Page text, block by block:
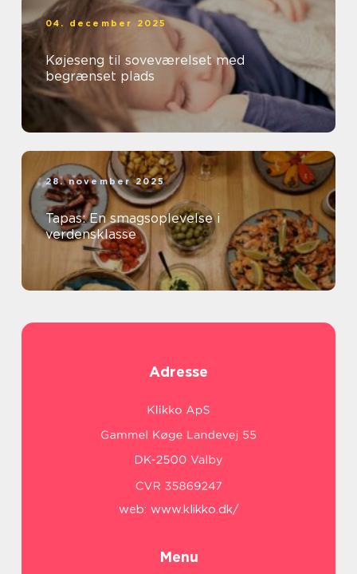
04. december 2025
Køjeseng til soveværelset med
begrænset plads
28. november 2025
Tapas: En smagsoplevelse i
verdensklasse
Adresse
web: www.klikko.dk/
Menu